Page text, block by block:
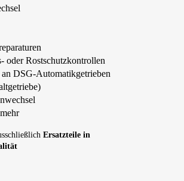
oder Rostschutzkontrollen
DSG-Automatikgetrieben
Ersatzteile in